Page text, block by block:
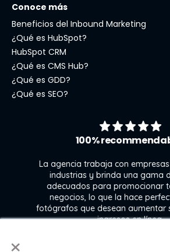
×
Conoce más
Beneficios del Inbound Marketing
¿Qué es HubSpot?
HubSpot CRM
¿Qué es CMS Hub?
¿Qué es GDD?
¿Qué es SEO?
100%
La agencia trabaja con
industrias y brinda una gama
adecuados para promocionar
negocios, lo que la hace
fotógrafos que desean aumentar
ingresos en línea.